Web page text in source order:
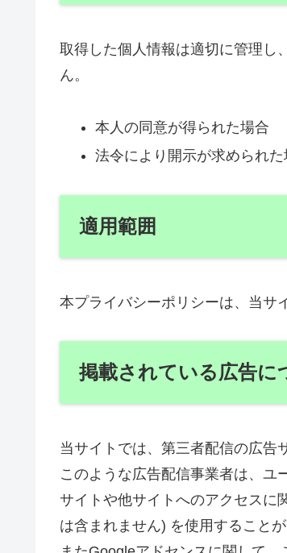
取得した個人情報は適切に管理し
ん。
本人の同意が得られた場合
法令により開示が求められた
適用範囲
本プライバシーポリシーは、当サ
掲載されている広告に
当サイトでは、第三者配信の広告
このような広告配信事業者は、ユ
サイトや他サイトへのアクセスに
は含まれません) を使用することが